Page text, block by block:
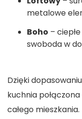
metalowe
Boho –
swoboda w
Dzięki
kuchnia
całego mieszkania.